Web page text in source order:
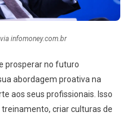
infomoney.com.br
prosperar no futuro
abordagem proativa na
aos seus profissionais. Isso
criar culturas de